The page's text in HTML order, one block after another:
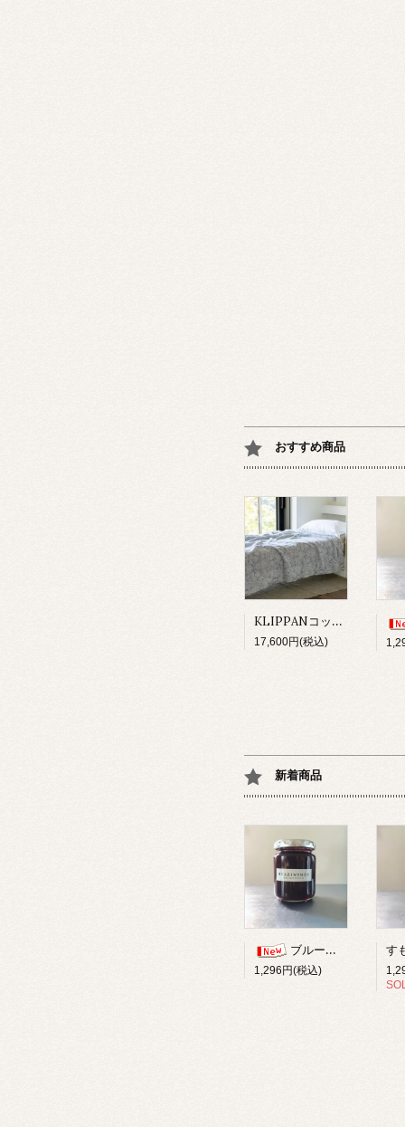
おすすめ商品
KLIPPANコットンスロー/サンフラワーブルー
17,600円(税込)
新着商品
ブルーベリー柚子ジャム
1,296円(税込)